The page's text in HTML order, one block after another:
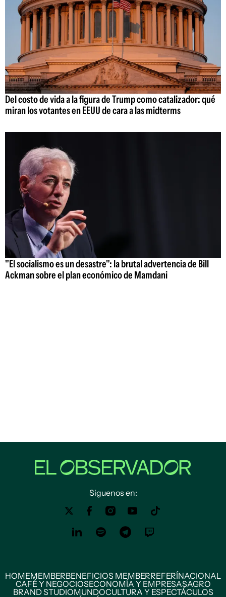
Del costo de vida a la figura de Trump como catalizador: qué
miran los votantes en EEUU de cara a las midterms
"El socialismo es un desastre": la brutal advertencia de Bill
Ackman sobre el plan económico de Mamdani
Siguenos en:
HOMEMEMBERBENEFICIOS MEMBERREFERÍNACIONAL
CAFÉ Y NEGOCIOSECONOMÍA Y EMPRESASAGRO
BRAND STUDIOMUNDOCULTURA Y ESPECTÁCULOS